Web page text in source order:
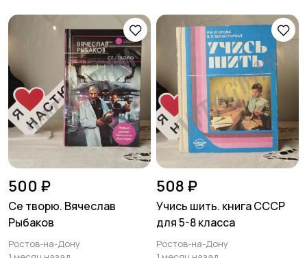
500 ₽
Се творю. Вячеслав
Рыбаков
Ростов-на-Дону
508 ₽
Учись шить. книга СССР
для 5-8 класса
Ростов-на-Дону